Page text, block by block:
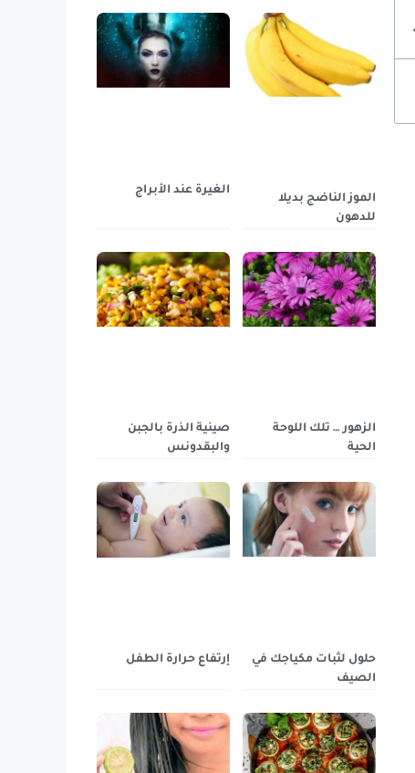
الموز الناضج بديلا
للدهون
الغيرة عند الأبراج
الزهور … تلك اللوحة
الحية
صينية الذرة بالجبن
والبقدونس
حلول لثبات مكياجك في
الصيف
إرتفاع حرارة الطفل